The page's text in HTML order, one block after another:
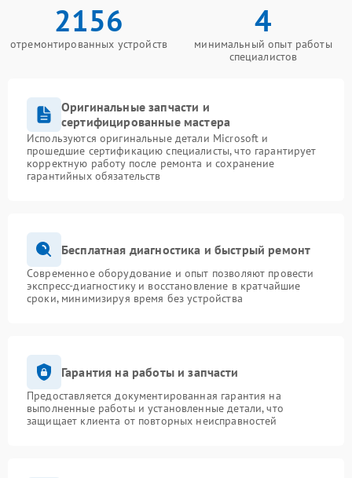
2156
отремонтированных устройств
4
минимальный опыт работы
специалистов
Оригинальные запчасти и
сертифицированные мастера
Используются оригинальные детали Microsoft и
прошедшие сертификацию специалисты, что гарантирует
корректную работу после ремонта и сохранение
гарантийных обязательств
Бесплатная диагностика и быстрый ремонт
Современное оборудование и опыт позволяют провести
экспресс-диагностику и восстановление в кратчайшие
сроки, минимизируя время без устройства
Гарантия на работы и запчасти
Предоставляется документированная гарантия на
выполненные работы и установленные детали, что
защищает клиента от повторных неисправностей